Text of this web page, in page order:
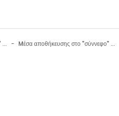
Mέσα αποθήκευσης στο "σύννεφο" (Dropbox)
Mέσα αποθήκευσης στο "σύννεφο" (Dropbox)